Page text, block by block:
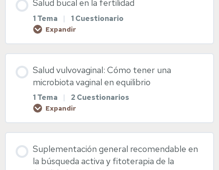
Diapositivas Nutrición fértil
Diapositivas Cuida tu hígado
Higiene del sueño
Diapositivas Higiene del sueño
Salud bucal en la fertilidad
1 Tema | 1 Cuestionario
Expandir
0% COMPLETADO 0/1 pasos
Salud bucal
Diapositivas Salud bucal
Salud vulvovaginal: Cómo tener una
microbiota vaginal en equilibrio
1 Tema | 2 Cuestionarios
Expandir
0% COMPLETADO 0/1 pasos
Suplementación general recomendable en
la búsqueda activa y fitoterapia de la